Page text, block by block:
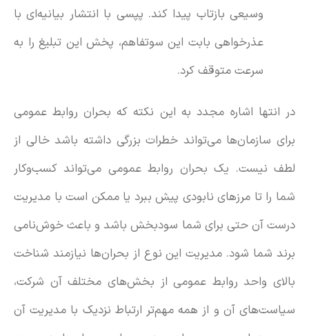
وسیعی بازتاب پیدا کند. پپسی با انتشار بیانیه‌ای با
عذرخواهی بابت این سوتفاهم، پخش این تبلیغ را به
سرعت متوقف کرد.
در انتها اشاره مجدد به این نکته که بحران روابط عمومی
برای سازمان‌ها می‌تواند خطرات بزرگی داشته باشد خالی از
لطف نیست. یک بحران روابط عمومی می‌تواند کسب‌وکار
شما را تا مرزهای نابودی پیش ببرد یا ممکن است با مدیریت
درست آن حتی برای شما سودبخش باشد و باعث خوش‌نامی
برند شما شود. مدیریت این نوع از بحران‌ها نیازمند شناخت
بالای واحد روابط عمومی از بخش‌های مختلف آن شرکت،
سیاست‌های آن و از همه مهم‌تر ارتباط نزدیک با مدیریت آن